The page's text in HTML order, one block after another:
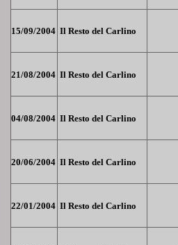
15/09/2004 Il Resto del Carlino
21/08/2004 Il Resto del Carlino
04/08/2004 Il Resto del Carlino
20/06/2004 Il Resto del Carlino
22/01/2004 Il Resto del Carlino